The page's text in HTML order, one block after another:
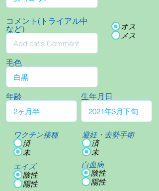
コメント(トライアル中
など)
オス
メス
毛色
年齢
ワクチン接種
済
未
エイズ
陰性
陽性
生年月日
避妊・去勢手術
済
未
白血病
陰性
陽性